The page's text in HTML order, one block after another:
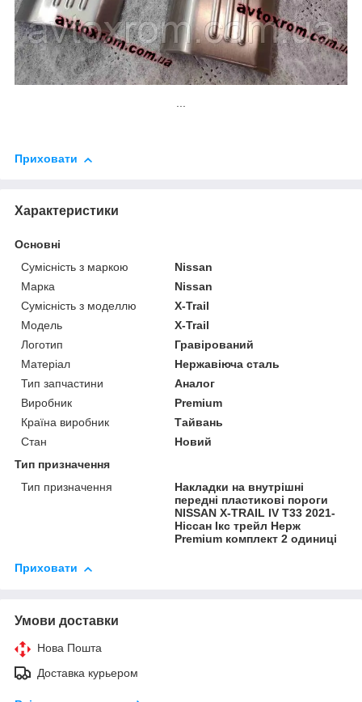
...
Приховати
Характеристики
Основні
Сумісність з маркою
Nissan
Марка
Nissan
Сумісність з моделлю
X-Trail
Модель
X-Trail
Логотип
Гравірований
Матеріал
Нержавіюча сталь
Тип запчастини
Аналог
Виробник
Premium
Країна виробник
Тайвань
Стан
Новий
Тип призначення
Тип призначення
Накладки на внутрішні
передні пластикові пороги
NISSAN X-TRAIL IV T33 2021-
Ніссан Ікс трейл Нерж
Premium комплект 2 одиниці
Приховати
Умови доставки
Нова Пошта
Доставка курьером